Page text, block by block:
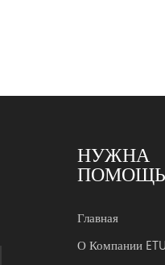
НУЖНА
ПОМОЩЬ
Главная
О Компании